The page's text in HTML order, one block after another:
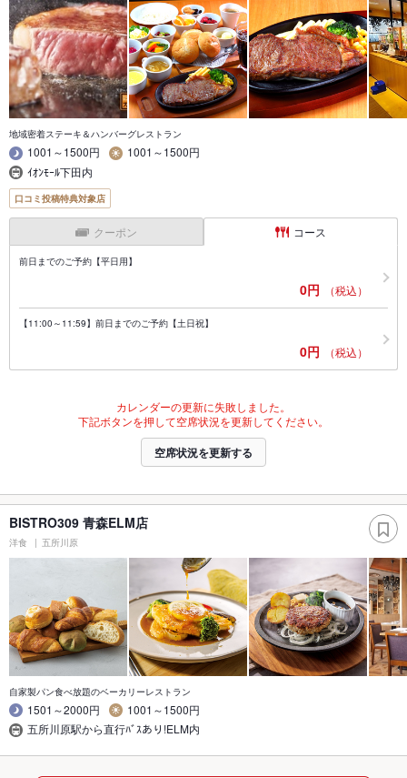
地域密着ステーキ＆ハンバーグレストラン
1001～1500円
1001～1500円
ｲｵﾝﾓｰﾙ下田内
口コミ投稿特典対象店
クーポン コース
前日までのご予約【平日用】
0円 （税込）
【11:00～11:59】前日までのご予約【土日祝】
0円 （税込）
カレンダーの更新に失敗しました。
下記ボタンを押して空席状況を更新してください。
空席状況を更新する
BISTRO309 青森ELM店
洋食 五所川原
自家製パン食べ放題のベーカリーレストラン
1501～2000円
1001～1500円
五所川原駅から直行ﾊﾞｽあり!ELM内